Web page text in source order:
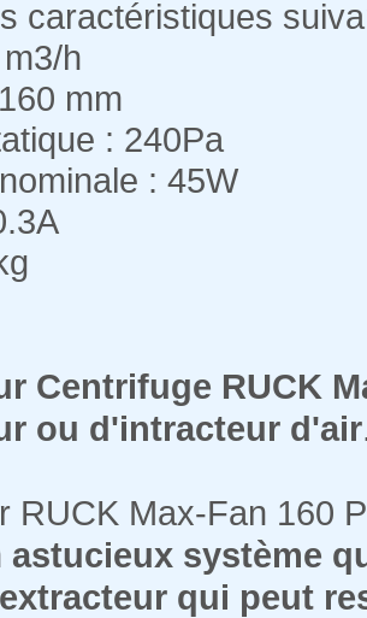
caractéristiques
h
mm
: 240Pa
: 45W
Centrifuge RUCK
ou d'intracteur d'air
RUCK Max-Fan 160
astucieux système
qui peut